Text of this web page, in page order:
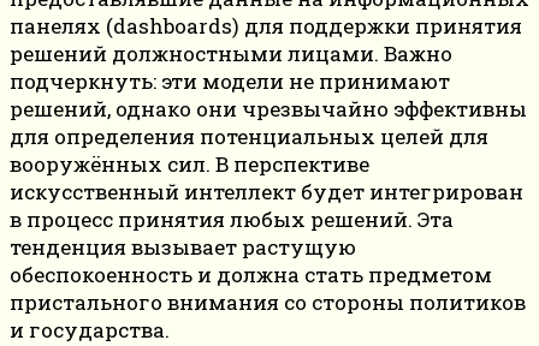
панелях (dashboards) для поддержки принятия
решений должностными лицами. Важно
подчеркнуть: эти модели не принимают
решений, однако они чрезвычайно эффективны
для определения потенциальных целей для
вооружённых сил. В перспективе
искусственный интеллект будет интегрирован
в процесс принятия любых решений. Эта
тенденция вызывает растущую
обеспокоенность и должна стать предметом
пристального внимания со стороны политиков
и государства.